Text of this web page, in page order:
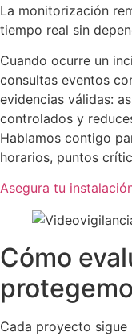
La monitorización
tiempo real sin
Cuando ocurre un
consultas eventos
evidencias válidas:
controlados y
Hablamos contigo
horarios, puntos
Asegura tu
Cómo
Cada proyecto